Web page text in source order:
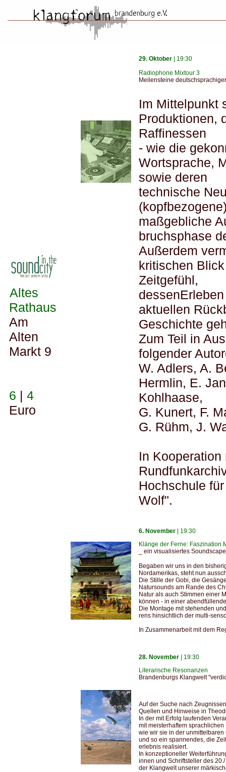
29. Oktober | 19:30
Radiophone Mixtour 3
Meilensteine
Im Mittelpunkt
Produktionen,
Raffinessen
- wie die
Wortsprache,
sowie deren
technische
maßgebliche
bruchsphase
Außerdem
kritischen
Zeitgefühl,
aktuellen
Geschichte
Zum Teil in
folgender
W. Adlers, A.
Hermlin, E.
Kohlhaase,
G. Kunert, F.
G. Rühm, J.
In
Hochschule
Wolf".
Altes
Rathaus
Am
Alten
Markt 9
6 | 4
Euro
6. November | 19:30
Klänge der Ferne: Faszination
_ ein visualisiertes
Begaben wir uns in den
Nordamerikas, steht nun
Die Stille der Gobi, die
Natursounds am Rande des
Natur als auch Stimmen einer
können - in einer
Die Montage mit stehenden
rens hinsichtlich der multi-
In Zusammenarbeit mit dem
28. November | 19:30
Literarische Resonanzen
Brandenburgs Klangwelt
Auf der Suche nach
Quellen und Hinweise in
In der mit Erfolg laufenden
mit meisterhaftem
wie wir sie in der
und so ein spannendes, die
erlebnis realisiert.
In konzeptioneller
innen und Schriftsteller des
der Klangwelt unserer